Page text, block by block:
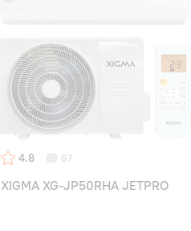
4.8 67
XIGMA XG-JP50RHA JETPRO